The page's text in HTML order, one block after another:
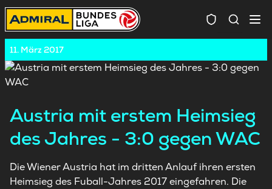
11. März 2017
Austria mit erstem Heimsieg
des Jahres - 3:0 gegen WAC
Die Wiener Austria hat im dritten Anlauf ihren ersten
Heimsieg des Fuball-Jahres 2017 eingefahren. Die